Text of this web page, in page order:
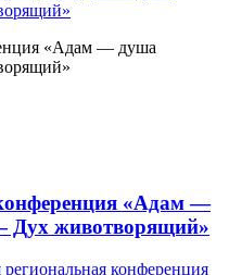
«Адам — душа
«Адам —
Дух животворящий»